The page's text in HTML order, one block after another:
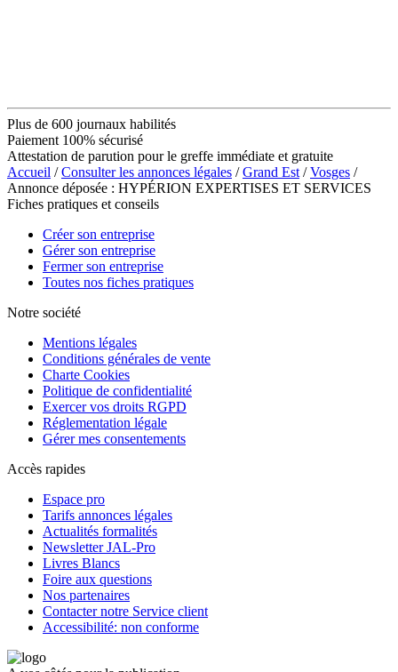
Plus de 600 journaux habilités
Paiement 100% sécurisé
Attestation de parution pour le greffe immédiate et gratuite
Accueil /Consulter les annonces légales /Grand Est /Vosges /
Annonce déposée : HYPÉRION EXPERTISES ET SERVICES
Fiches pratiques et conseils
Créer son entreprise
Gérer son entreprise
Fermer son entreprise
Toutes nos fiches pratiques
Notre société
Mentions légales
Conditions générales de vente
Charte Cookies
Politique de confidentialité
Exercer vos droits RGPD
Réglementation légale
Gérer mes consentements
Accès rapides
Espace pro
Tarifs annonces légales
Actualités formalités
Newsletter JAL-Pro
Livres Blancs
Foire aux questions
Nos partenaires
Contacter notre Service client
Accessibilité: non conforme